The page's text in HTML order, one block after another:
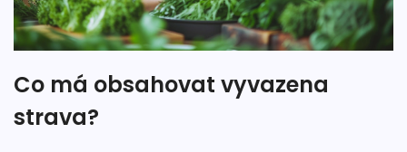
Co má obsahovat vyvazena
strava?